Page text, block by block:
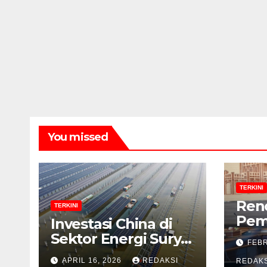
You missed
TERKINI
Investasi China di
Sektor Energi Surya:
Peluang dan
APRIL 16, 2026 REDAKSI
TERKINI